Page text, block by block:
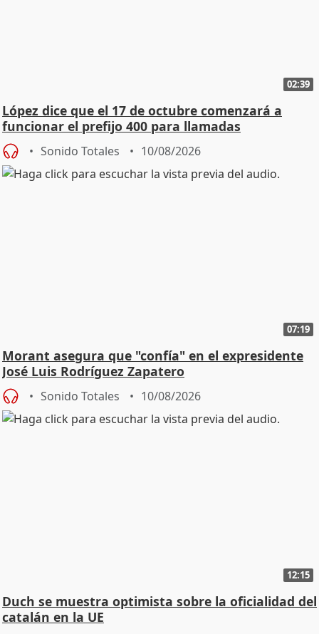
02:39
López dice que el 17 de octubre comenzará a
funcionar el prefijo 400 para llamadas
comerciales
Sonido Totales 10/08/2026
07:19
Morant asegura que "confía" en el expresidente
José Luis Rodríguez Zapatero
Sonido Totales 10/08/2026
12:15
Duch se muestra optimista sobre la oficialidad del
catalán en la UE